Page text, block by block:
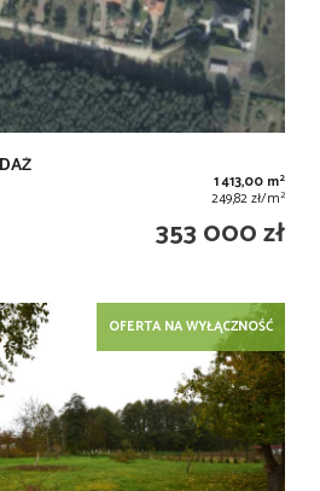
1 413,00 m2
249,82 zł/m2
353 000 zł
OFERTA NA WYŁĄCZNOŚĆ